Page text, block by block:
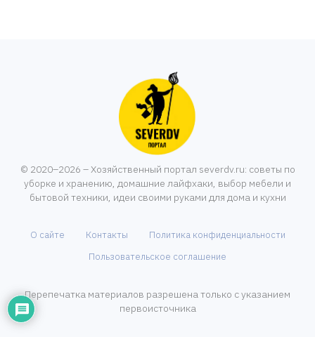
© 2020–2026 – Хозяйственный портал severdv.ru: советы по
уборке и хранению, домашние лайфхаки, выбор мебели и
бытовой техники, идеи своими руками для дома и кухни
О сайте Контакты
Политика конфиденциальности
Пользовательское соглашение
Перепечатка материалов разрешена только с указанием
первоисточника